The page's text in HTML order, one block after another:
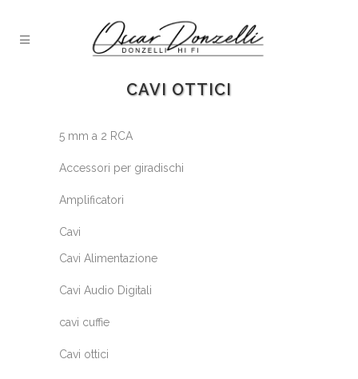
CAVI OTTICI
5 mm a 2 RCA
Accessori per giradischi
Amplificatori
Cavi
Cavi Alimentazione
Cavi Audio Digitali
cavi cuffie
Cavi ottici